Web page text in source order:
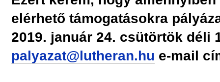
elérhető támogatásokra
2019. január 24. csütörtök déli
palyazat@lutheran.hu e-mail